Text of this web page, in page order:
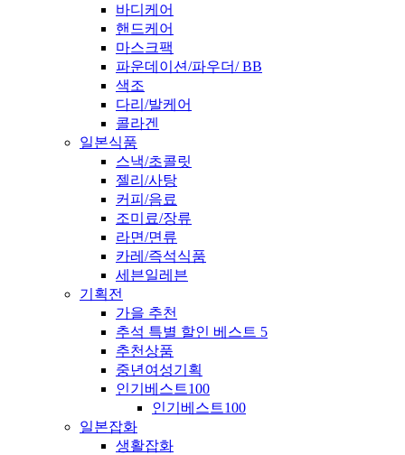
바디케어
핸드케어
마스크팩
파운데이션/파우더/ BB
색조
다리/발케어
콜라겐
일본식품
스낵/초콜릿
젤리/사탕
커피/음료
조미료/장류
라면/면류
카레/즉석식품
세븐일레븐
기획전
가을 추천
추석 특별 할인 베스트 5
추천상품
중년여성기획
인기베스트100
인기베스트100
일본잡화
생활잡화